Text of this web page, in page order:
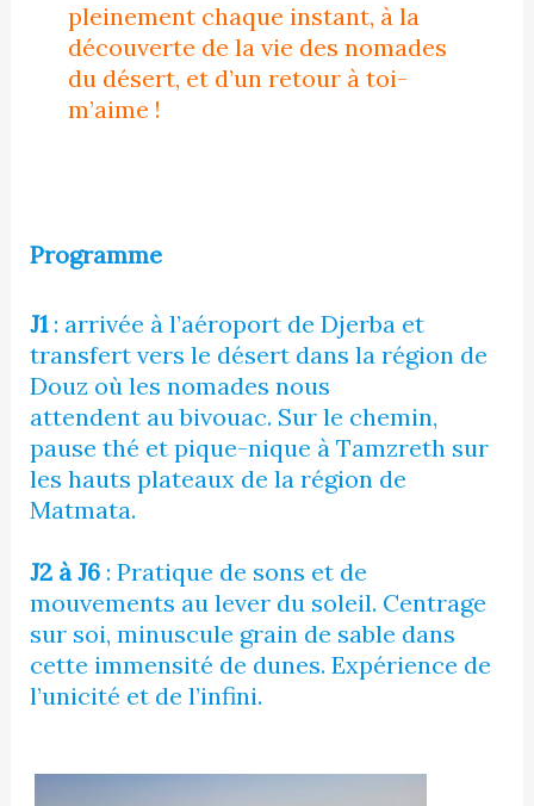
pleinement chaque instant, à la
découverte de la vie des nomades
du désert, et d’un retour à toi-
m’aime !
Programme
J1: arrivée à l’aéroport de Djerba et
transfert vers le désert dans la région de
Douz où les nomades nous
attendent au bivouac. Sur le chemin,
pause thé et pique-nique à Tamzreth sur
les hauts plateaux de la région de
Matmata.
J2 à J6: Pratique de sons et de
mouvements au lever du soleil. Centrage
sur soi, minuscule grain de sable dans
cette immensité de dunes. Expérience de
l’unicité et de l’infini.